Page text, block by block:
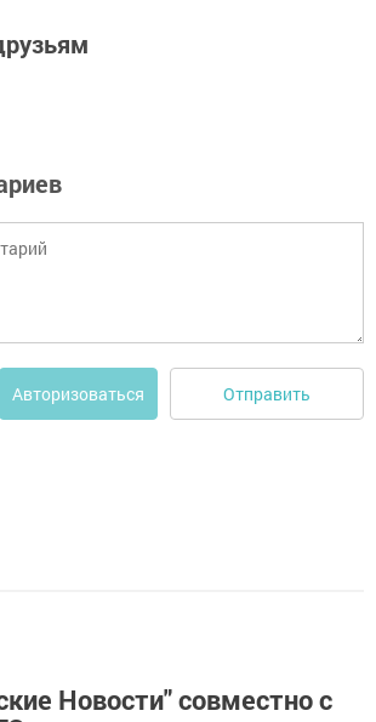
Авторизоваться Отправить
Новости" совместно с